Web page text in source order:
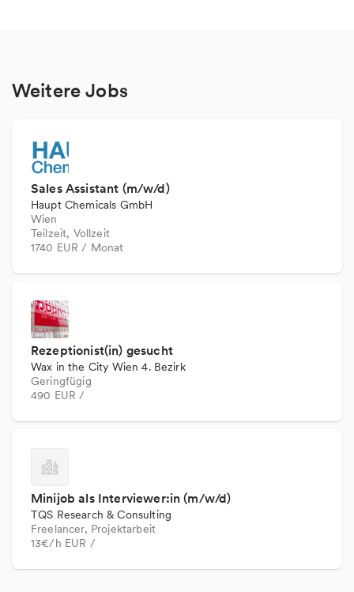
Weitere Jobs
Sales Assistant (m/w/d)
Haupt Chemicals GmbH
Wien
Teilzeit, Vollzeit
1740 EUR / Monat
Rezeptionist(in) gesucht
Wax in the City Wien 4. Bezirk
Geringfügig
490 EUR /
Minijob als Interviewer:in (m/w/d)
TQS Research & Consulting
Freelancer, Projektarbeit
13€/h EUR /